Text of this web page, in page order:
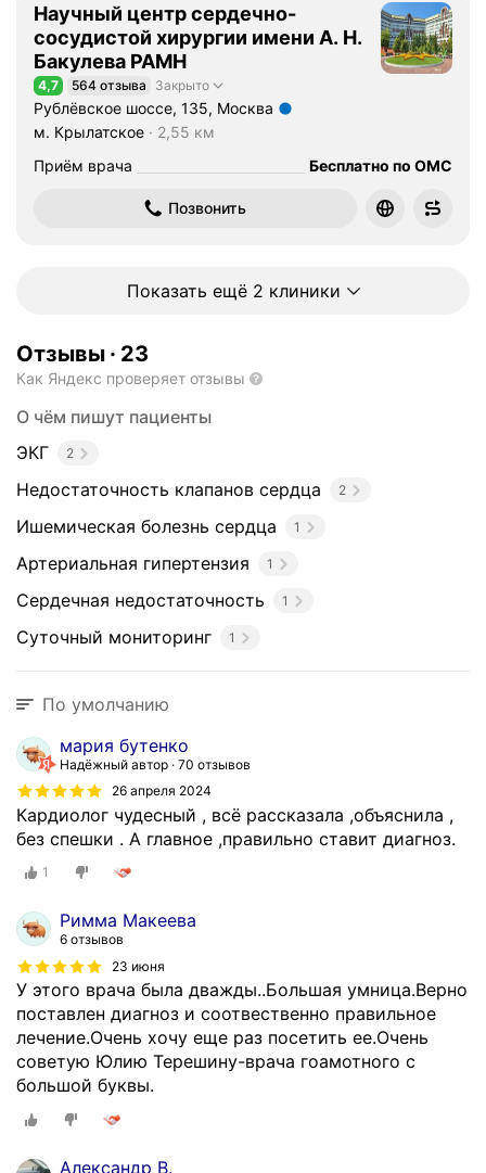
Научный центр сердечно-
сосудистой хирургии имени А. Н.
Бакулева РАМН
Рейтинг 4,7 из 5
4,7 564 отзыва Закрыто
Рублёвское шоссе, 135, Москва
Метро м. Крылатское Расстояние 2,55 км
м. Крылатское
2,55 км
Приём врача
Бесплатно по ОМС
Позвонить
Показать ещё 2 клиники
Отзывы · 23
Как Яндекс проверяет отзывы
О чём пишут пациенты
ЭКГ
2
Недостаточность клапанов сердца 2
Ишемическая болезнь сердца 1
Артериальная гипертензия 1
Сердечная недостаточность 1
Суточный мониторинг 1
По умолчанию
мария бутенко
Надёжный автор 70 отзывов
26 апреля 2024
Кардиолог чудесный , всё рассказала ,объяснила ,
без спешки . А главное ,правильно ставит диагноз.
1
Римма Макеева
6 отзывов
23 июня
У этого врача была дважды..Большая умница.Верно
поставлен диагноз и соотвественно правильное
лечение.Очень хочу еще раз посетить ее.Очень
советую Юлию Терешину-врача гоамотного с
большой буквы.
Александр В.